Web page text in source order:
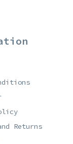
Returns